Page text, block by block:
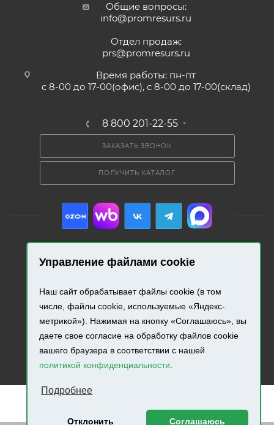
Управление файлами cookie
Наш сайт обрабатывает файлы cookie (в том
числе, файлы cookie, используемые «Яндекс-
метрикой»). Нажимая на кнопку «Соглашаюсь», вы
даете свое согласие на обработку файлов cookie
вашего браузера в соответствии с нашей
политикой конфиденциальности.
Подробнее
Отклонить Соглашаюсь
Общие вопросы:
info@promresurs.ru
Отдел продаж:
prs@promresurs.ru
Время работы: пн-пт
с 8-00 до 17-00(офис), с 8-00 до 17-00(склад)
8 800 201-22-55
ЗАКАЗАТЬ ЗВОНОК
ПОЛУЧИТЬ КАТАЛОГ
2026 © «Промресурс». Все права защищены.
Разработка и продвижение сайта.